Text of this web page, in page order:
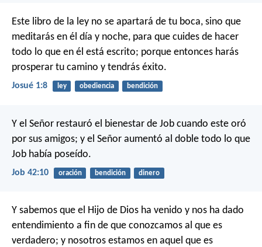
Este libro de la ley no se apartará de tu boca, sino que
meditarás en él día y noche, para que cuides de hacer
todo lo que en él está escrito; porque entonces harás
prosperar tu camino y tendrás éxito.
Josué 1:8 ley obediencia bendición
Y el Señor restauró el bienestar de Job cuando este oró
por sus amigos; y el Señor aumentó al doble todo lo que
Job había poseído.
Job 42:10 oración bendición dinero
Y sabemos que el Hijo de Dios ha venido y nos ha dado
entendimiento a fin de que conozcamos al que es
verdadero; y nosotros estamos en aquel que es